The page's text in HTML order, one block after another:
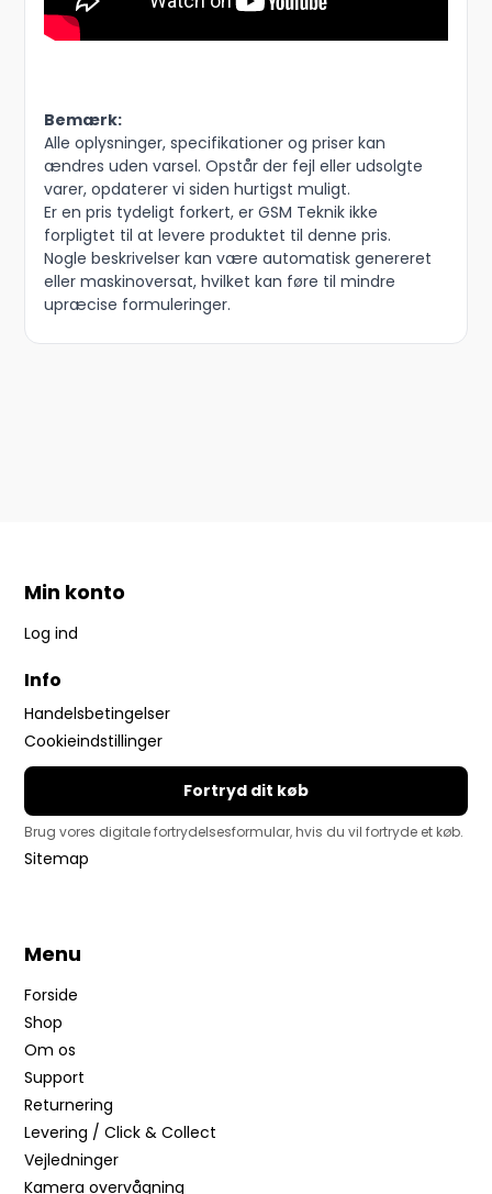
Bemærk:
Alle oplysninger, specifikationer og priser kan
ændres uden varsel. Opstår der fejl eller udsolgte
varer, opdaterer vi siden hurtigst muligt.
Er en pris tydeligt forkert, er GSM Teknik ikke
forpligtet til at levere produktet til denne pris.
Nogle beskrivelser kan være automatisk genereret
eller maskinoversat, hvilket kan føre til mindre
upræcise formuleringer.
Min konto
Log ind
Info
Handelsbetingelser
Cookieindstillinger
Fortryd dit køb
Brug vores digitale fortrydelsesformular, hvis du vil fortryde et køb.
Sitemap
Menu
Forside
Shop
Om os
Support
Returnering
Levering / Click & Collect
Vejledninger
Kamera overvågning